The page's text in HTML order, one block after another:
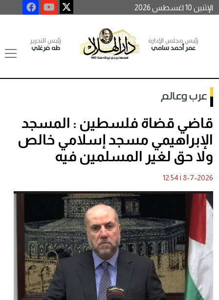
الإثنين 10 اغسطس 2026
رئيس مجلس الإدارة
عمر أحمد سامي
رئيس التحرير
طه فرغلي
عرب وعالم
قاضي قضاة فلسطين : المسجد
الإبراهيمي مسجد إسلامي خالص
ولا حق لغير المسلمين فيه
8-7-2026
|
12:54